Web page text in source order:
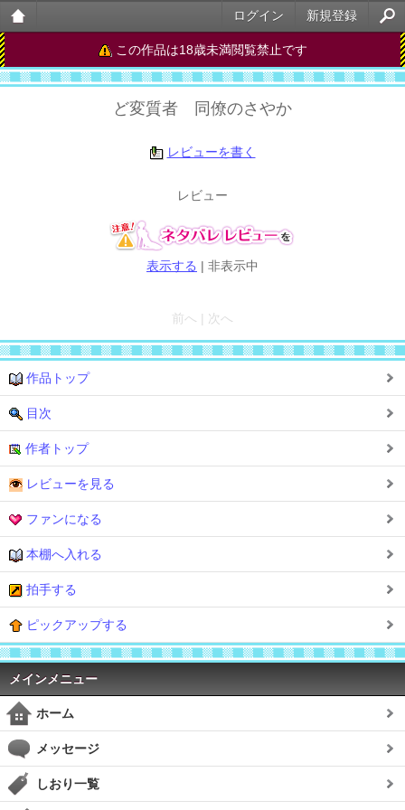
大人
のケ
新規登録
ログイン
この作品は18歳未満閲覧禁止です
ど変質者 同僚のさやか
レビューを書く
レビュー
表示する | 非表示中
前へ | 次へ
作品トップ
目次
作者トップ
レビューを見る
ファンになる
本棚へ入れる
拍手する
ピックアップする
メインメニュー
ホーム
メッセージ
しおり一覧